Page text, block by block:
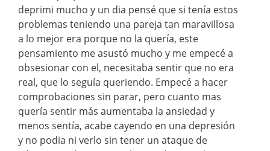
deprimi mucho y un dia pensé que si tenía estos
problemas teniendo una pareja tan maravillosa
a lo mejor era porque no la quería, este
pensamiento me asustó mucho y me empecé a
obsesionar con el, necesitaba sentir que no era
real, que lo seguía queriendo. Empecé a hacer
comprobaciones sin parar, pero cuanto mas
quería sentir más aumentaba la ansiedad y
menos sentía, acabe cayendo en una depresión
y no podia ni verlo sin tener un ataque de